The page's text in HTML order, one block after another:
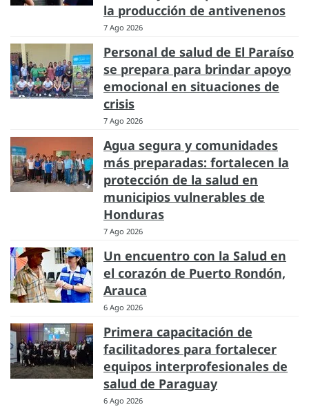
la producción de antivenenos
7 Ago 2026
Personal de salud de El Paraíso
se prepara para brindar apoyo
emocional en situaciones de
crisis
7 Ago 2026
Agua segura y comunidades
más preparadas: fortalecen la
protección de la salud en
municipios vulnerables de
Honduras
7 Ago 2026
Un encuentro con la Salud en
el corazón de Puerto Rondón,
Arauca
6 Ago 2026
Primera capacitación de
facilitadores para fortalecer
equipos interprofesionales de
salud de Paraguay
6 Ago 2026